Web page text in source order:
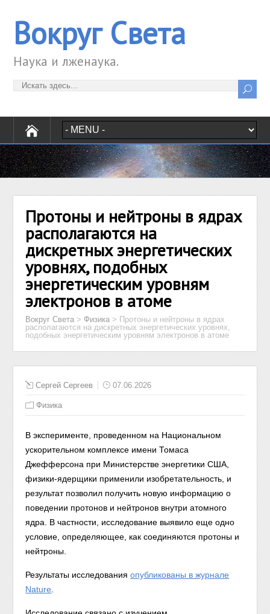
Вокруг Света
Наука и лженаука.
Протоны и нейтроны в ядрах
располагаются на
дискретных энергетических
уровнях, подобных
энергетическим уровням
электронов в атоме
Вокруг Света > Физика > Протоны и нейтроны в ядрах
располагаются на дискретных энергетических уровнях,
подобных энергетическим уровням электронов в атоме
Сергей Сергеев 07.06.2026
Физика
В эксперименте, проведенном на Национальном
ускорительном комплексе имени Томаса
Джефферсона при Министерстве энергетики США,
физики-ядерщики применили изобретательность, и
результат позволил получить новую информацию о
поведении протонов и нейтронов внутри атомного
ядра. В частности, исследование выявило еще одно
условие, определяющее, как соединяются протоны и
нейтроны.
Результаты исследованияопубликованы в журнале
Nature.